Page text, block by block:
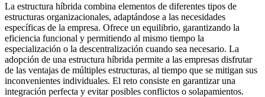
La estructura híbrida combina elementos de diferentes tipos de
estructuras organizacionales, adaptándose a las necesidades
específicas de la empresa. Ofrece un equilibrio, garantizando la
eficiencia funcional y permitiendo al mismo tiempo la
especialización o la descentralización cuando sea necesario. La
adopción de una estructura híbrida permite a las empresas disfrutar
de las ventajas de múltiples estructuras, al tiempo que se mitigan sus
inconvenientes individuales. El reto consiste en garantizar una
integración perfecta y evitar posibles conflictos o solapamientos.